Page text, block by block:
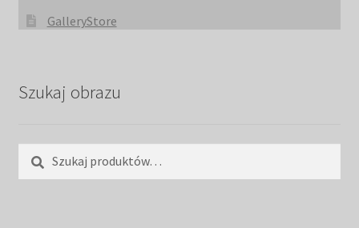
GalleryStore
Szukaj obrazu